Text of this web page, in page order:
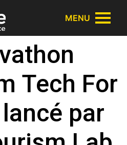
cookies
MENU
Tech For
par